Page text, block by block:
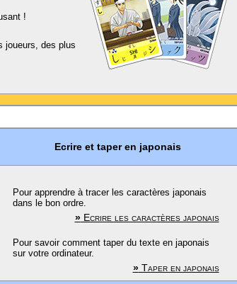
!
joueurs, des plus
Ecrire et taper en japonais
Pour apprendre à tracer les caractères japonais
dans le bon ordre.
»Ecrire les caractères japonais
Pour savoir comment taper du texte en japonais
sur votre ordinateur.
»Taper en japonais